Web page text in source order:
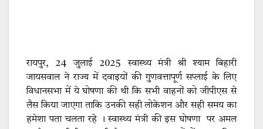
रायपुर, 24 जुलाई 2025 स्वास्थ्य मंत्री श्री श्याम बिहारी
जायसवाल ने राज्य में दवाइयों की गुणवत्तापूर्ण सप्लाई के लिए
विधानसभा में ये घोषणा की थी कि सभी वाहनों को जीपीएस से
लैस किया जाएगा ताकि उनकी सही लोकेशन और सही समय का
हमेशा पता चलता रहे । स्वास्थ्य मंत्री की इस घोषणा पर अमल